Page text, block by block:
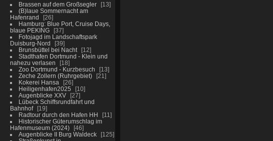
Brassen auf dem Großsegler
13
(B)laue Sommernacht am
Hafenrand
26
Hamburg: Blue Port, Cruise Days,
blaue PEKING
37
Fotojagd im Landschaftspark
Duisburg-Nord
39
Brunsbüttel bei Nacht
12
Stadthafen Dortmund - Klein und
nahezu verlasen
18
Zoo Dortmund - Kurzbesuch
13
Zeche Zollern (Ruhrgebiet)
21
Kokerei Hansa
26
Heiligenhafen2025
10
Augenblicke XXV
27
Lübeck Schiffsrundfahrt und
Bahnhof
19
Radtour durch den Hafen HH
11
Historischer Güterumschlag im
Hafenmuseum (2024)
46
Augenblicke II Burg Waldeck
125